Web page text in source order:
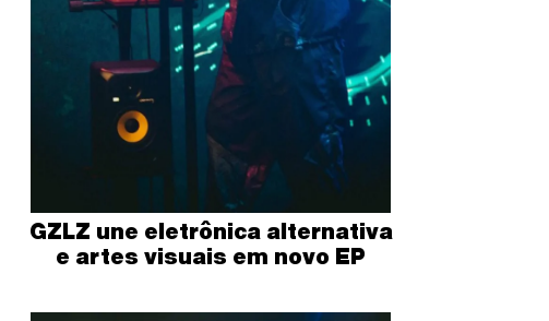
GZLZ une eletrônica alternativa
e artes visuais em novo EP